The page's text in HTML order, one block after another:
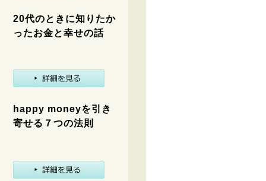
20代のときに知りたか
ったお金と幸せの話
happy moneyを引き
寄せる７つの法則